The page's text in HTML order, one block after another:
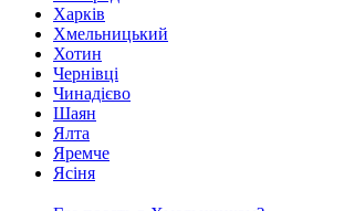
Харків
Хмельницький
Хотин
Чернівці
Чинадієво
Шаян
Ялта
Яремче
Ясіня